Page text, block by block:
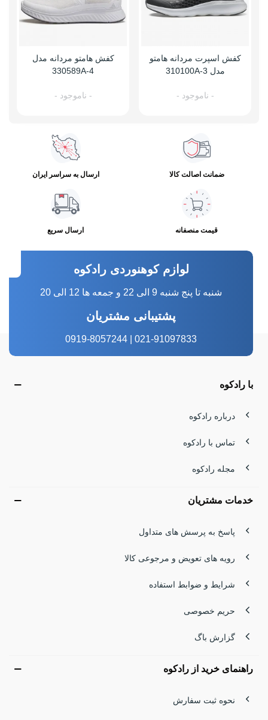
کفش اسپرت مردانه هامتو
مدل 310100A-3
- ناموجود -
کفش هامتو مردانه مدل
330589A-4
- ناموجود -
ضمانت اصالت کالا ارسال به سراسر ایران
قیمت منصفانه ارسال سریع
لوازم کوهنوردی رادکوه
شنبه تا پنج شنبه 9 الی 22 و جمعه ها 12 الی 20
پشتیبانی مشتریان
021-91097833 | 0919-8057244
با رادکوه
درباره رادکوه
تماس با رادکوه
مجله رادکوه
خدمات مشتریان
پاسخ به پرسش های متداول
رویه های تعویض و مرجوعی کالا
شرایط و ضوابط استفاده
حریم خصوصی
گزارش باگ
راهنمای خرید از رادکوه
نحوه ثبت سفارش